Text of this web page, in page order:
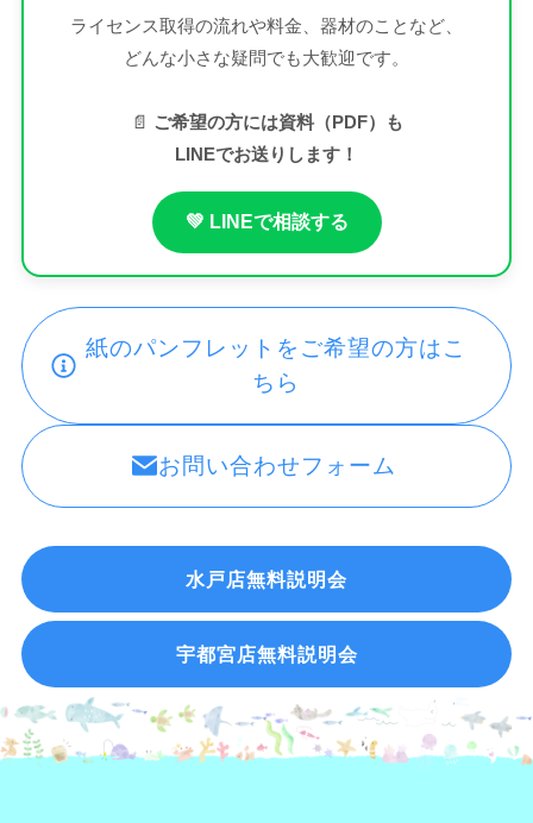
ライセンス取得の流れや料金、器材のことなど、
どんな小さな疑問でも大歓迎です。
📄 ご希望の方には資料（PDF）も
LINEでお送りします！
💚 LINEで相談する
紙のパンフレットをご希望の方はこ
ちら
お問い合わせフォーム
水戸店無料説明会
宇都宮店無料説明会